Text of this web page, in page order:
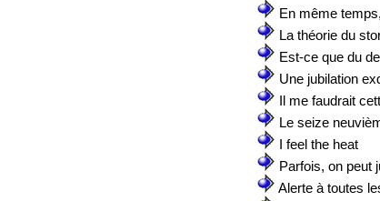
En même
La théorie du
Est-ce que du
Une jubilation
Il me faudrait
Le seize
I feel the heat
Parfois, on peut
Alerte à toutes